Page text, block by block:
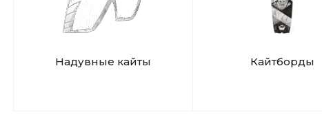
Надувные кайты Кайтборды